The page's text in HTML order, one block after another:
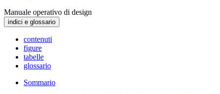
Manuale operativo di design
indici e glossario
contenuti
figure
tabelle
glossario
Sommario